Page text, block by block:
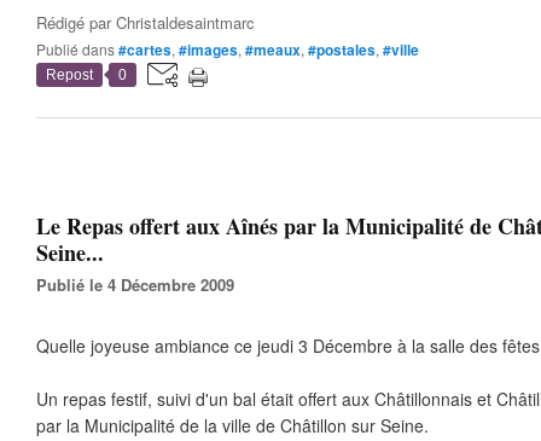
Rédigé parChristaldesaintmarc
Publié dans#cartes, #images, #meaux, #postales, #ville
Repost 0
Le Repas offert aux Aînés par la Municipalité de
Seine...
Publié le 4 Décembre 2009
Quelle joyeuse ambiance ce jeudi 3 Décembre à la salle des
Un repas festif, suivi d'un bal était offert aux Châtillonnais et
par la Municipalité de la ville de Châtillon sur Seine.